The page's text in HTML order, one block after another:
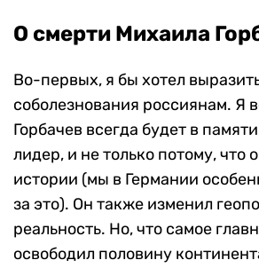
О смерти Михаила
Во-первых, я бы хотел
соболезнования россиянам. Я
Горбачев всегда будет в
лидер, и не только потому, что
истории (мы в Германии
за это). Он также изменил
реальность. Но, что самое
освободил половину